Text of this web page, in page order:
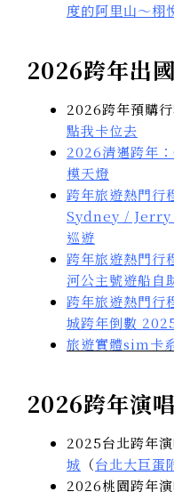
度的阿里山～栩
2026跨年出
2026跨年預購
點我卡位去
2026清邁跨年
模天燈
跨年旅遊熱門行
Sydney / Jerry
巡遊
跨年旅遊熱門行
河公主號遊船自
跨年旅遊熱門
城跨年倒數
旅遊實體sim卡
2026跨年演
2025台北跨年演
城 （台北大巨蛋
2026桃園跨年演